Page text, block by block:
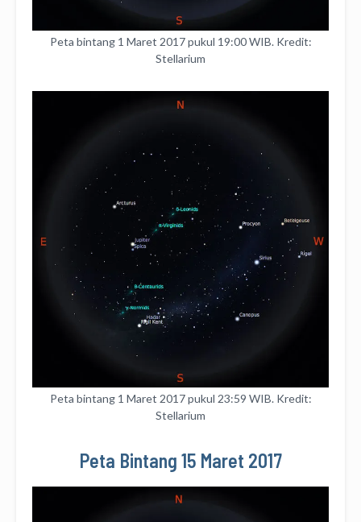
Peta bintang 1 Maret 2017 pukul 19:00 WIB. Kredit:
Stellarium
Peta bintang 1 Maret 2017 pukul 23:59 WIB. Kredit:
Stellarium
Peta Bintang 15 Maret 2017